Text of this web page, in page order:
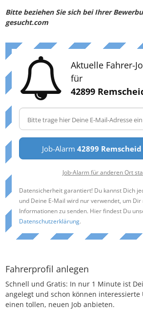
Bitte beziehen Sie sich bei Ihrer
gesucht.com
Aktuelle Fahrer-
für
42899
Job-Alarm 42899 Remscheid
Job-Alarm für anderen Ort
Datensicherheit garantiert! Du kannst Dich
und Deine E-Mail wird nur verwendet, um Dir
Informationen zu senden. Hier findest Du
Datenschutzerklärung.
Fahrerprofil anlegen
Schnell und Gratis: In nur 1 Minute ist
angelegt und schon können
einen tollen, neuen Job anbieten.